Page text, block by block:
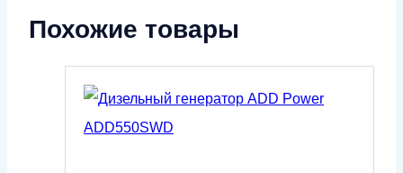
Похожие товары